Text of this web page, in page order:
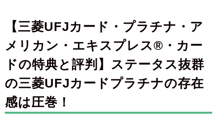
【三菱UFJカード・プラチナ・ア
メリカン・エキスプレス®・カー
ドの特典と評判】ステータス抜群
の三菱UFJカードプラチナの存在
感は圧巻！